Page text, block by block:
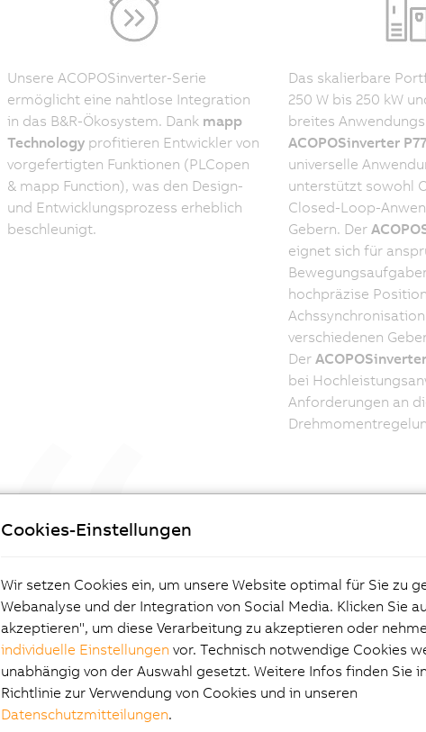
Unsere ACOPOSinverter-Serie
ermöglicht eine nahtlose Integration
in das B&R-Ökosystem. Dank mapp
Technologyprofitieren Entwickler von
vorgefertigten Funktionen (PLCopen
& mapp Function), was den Design-
und Entwicklungsprozess erheblich
beschleunigt.
Das skalierbare
250 W bis 250 kW
breites
ACOPOSinverter P77
universelle
unterstützt sowohl
Closed-Loop-
Gebern. Der
eignet sich für
hochpräzise
verschiedenen
Der
bei
Anforderungen an
„ACOPOSinverter lassen sich einfach bedienen
und nahtlos integrieren. Denn echte Innovation
Anwendern robuste, langfristig leistungsfähige
Automatisierung zu bieten.“
Cyprien Reminiac
Produktmanager ACOPOSinverters
Cookies-Einstellungen
Wir setzen Cookies ein, um unsere Website optimal für Sie zu
Webanalyse und der Integration von Social Media. Klicken Sie
akzeptieren", um diese Verarbeitung zu akzeptieren oder
individuelle Einstellungen vor. Technisch notwendige Cookies
unabhängig von der Auswahl gesetzt. Weitere Infos finden Sie
Richtlinie zur Verwendung von Cookies und in unseren
Datenschutzmitteilungen.